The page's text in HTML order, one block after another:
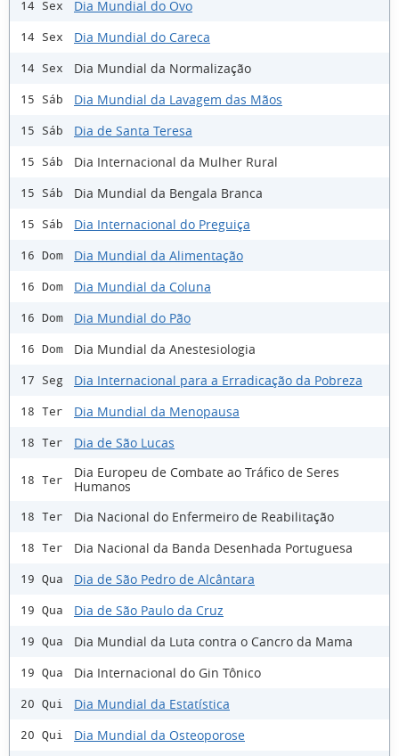
14 Sex Dia Mundial do Ovo
14 Sex Dia Mundial do Careca
14 Sex Dia Mundial da Normalização
15 Sáb Dia Mundial da Lavagem das Mãos
15 Sáb Dia de Santa Teresa
15 Sáb Dia Internacional da Mulher Rural
15 Sáb Dia Mundial da Bengala Branca
15 Sáb Dia Internacional do Preguiça
16 Dom Dia Mundial da Alimentação
16 Dom Dia Mundial da Coluna
16 Dom Dia Mundial do Pão
16 Dom Dia Mundial da Anestesiologia
17 Seg Dia Internacional para a Erradicação da Pobreza
18 Ter Dia Mundial da Menopausa
18 Ter Dia de São Lucas
18 Ter
Dia Europeu de Combate ao Tráfico de Seres
Humanos
18 Ter Dia Nacional do Enfermeiro de Reabilitação
18 Ter Dia Nacional da Banda Desenhada Portuguesa
19 Qua Dia de São Pedro de Alcântara
19 Qua Dia de São Paulo da Cruz
19 Qua Dia Mundial da Luta contra o Cancro da Mama
19 Qua Dia Internacional do Gin Tônico
20 Qui Dia Mundial da Estatística
20 Qui Dia Mundial da Osteoporose